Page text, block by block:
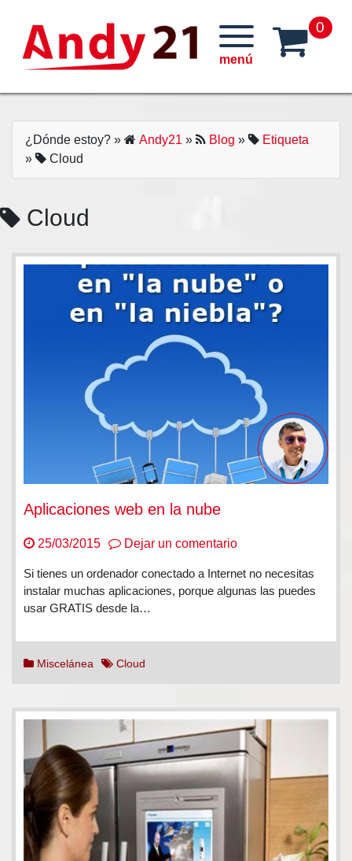
content
0
¿Dónde estoy? » Andy21 » Blog »
Etiqueta
»
Cloud
Cloud
Aplicaciones web en la nube
25/03/2015 Dejar un comentarioen
web
Si tienes un ordenador conectado a Internet no necesitas
instalar muchas aplicaciones, porque algunas las puedes
usar GRATIS desde la…
Miscelánea Cloud